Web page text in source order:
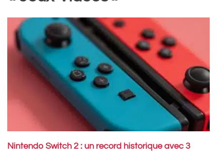
Nintendo Switch 2 : un record historique avec 3